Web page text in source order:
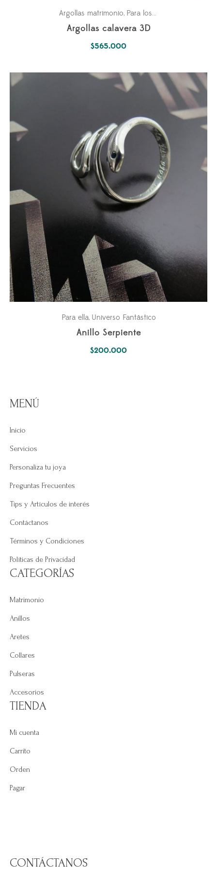
Argollas matrimonio, Para los dos
Argollas calavera 3D
$565.000
Para ella, Universo Fantástico
Anillo Serpiente
$200.000
MENÚ
Inicio
Servicios
Personaliza tu joya
Preguntas Frecuentes
Tips y Artículos de interés
Contáctanos
Términos y Condiciones
Políticas de Privacidad
CATEGORÍAS
Matrimonio
Anillos
Aretes
Collares
Pulseras
Accesorios
TIENDA
Mi cuenta
Carrito
Orden
Pagar
CONTÁCTANOS